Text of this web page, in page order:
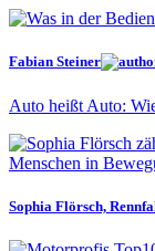
Fabian Steiner
Auto heißt Auto:
Menschen in
Sophia Flörsch,